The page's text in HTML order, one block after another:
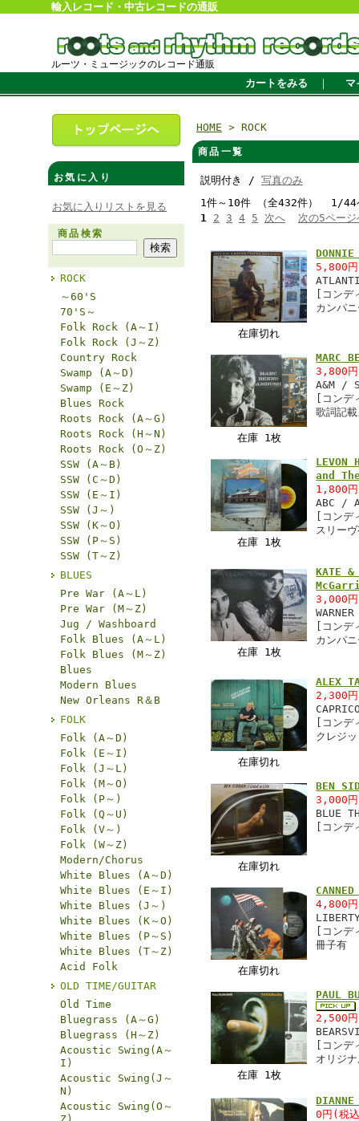
輸入レコード・中古レコードの通販
ルーツ・ミュージックのレコード通販
カートをみる ｜ マ
お気に入り
お気に入りリストを見る
商品検索
ROCK
～60'S
70'S～
Folk Rock (A～I)
Folk Rock (J～Z)
Country Rock
Swamp (A～D)
Swamp (E～Z)
Blues Rock
Roots Rock (A～G)
Roots Rock (H～N)
Roots Rock (O～Z)
SSW (A～B)
SSW (C～D)
SSW (E～I)
SSW (J～)
SSW (K～O)
SSW (P～S)
SSW (T～Z)
BLUES
Pre War (A～L)
Pre War (M～Z)
Jug / Washboard
Folk Blues (A～L)
Folk Blues (M～Z)
Blues
Modern Blues
New Orleans R＆B
FOLK
Folk (A～D)
Folk (E～I)
Folk (J～L)
Folk (M～O)
Folk (P～)
Folk (Q～U)
Folk (V～)
Folk (W～Z)
Modern/Chorus
White Blues (A～D)
White Blues (E～I)
White Blues (J～)
White Blues (K～O)
White Blues (P～S)
White Blues (T～Z)
Acid Folk
OLD TIME/GUITAR
Old Time
Bluegrass (A～G)
Bluegrass (H～Z)
Acoustic Swing(A～
I)
Acoustic Swing(J～
N)
Acoustic Swing(O～
HOME > ROCK
商品一覧
説明付き / 写真のみ
1件～10件 （全432件） 1/44
1 2 3 4 5 次へ 次の5ページ
在庫切れ
5,800
[コン
カンパ
在庫 1枚
MARC
3,800
A&M /
[コン
歌詞記
在庫 1枚
LEVON
and
1,800
ABC /
[コン
スリー
在庫 1枚
KATE &
3,000
[コン
カンパ
在庫切れ
ALEX
2,300
[コン
クレジ
在庫切れ
BEN
3,000
BLUE
[コン
在庫切れ
4,800
[コン
冊子有
在庫 1枚
PAUL
2,500
[コン
オリジ
0円(税